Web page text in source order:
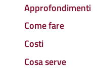
Approfondimenti
Come fare
Costi
Cosa serve